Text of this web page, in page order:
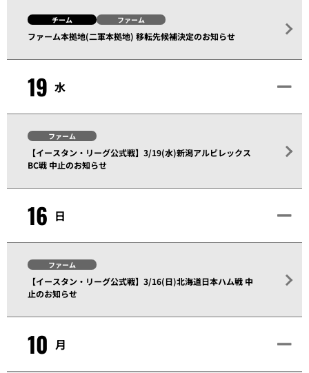
チーム ファーム
ファーム本拠地(二軍本拠地) 移転先候補決定のお知らせ
19 水
ファーム
【イースタン・リーグ公式戦】3/19(水)新潟アルビレックス
BC戦 中止のお知らせ
16 日
ファーム
【イースタン・リーグ公式戦】3/16(日)北海道日本ハム戦 中
止のお知らせ
10 月